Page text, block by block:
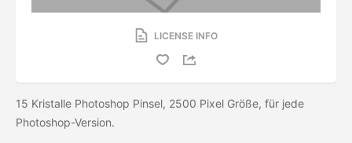
LICENSE INFO
15 Kristalle Photoshop Pinsel, 2500 Pixel Größe, für jede
Photoshop-Version.